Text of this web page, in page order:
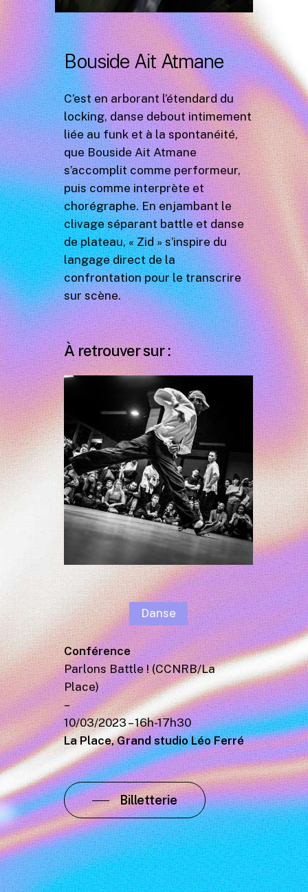
Bouside Ait Atmane
C’est en arborant l’étendard du
locking, danse debout intimement
liée au funk et à la spontanéité,
que Bouside Ait Atmane
s’accomplit comme performeur,
puis comme interprète et
chorégraphe. En enjambant le
clivage séparant battle et danse
de plateau, « Zid » s’inspire du
langage direct de la
confrontation pour le transcrire
sur scène.
À retrouver sur :
Danse
Conférence
Parlons Battle ! (CCNRB/La
Place)
–
10/03/2023 – 16h-17h30
La Place, Grand studio Léo Ferré
Billetterie